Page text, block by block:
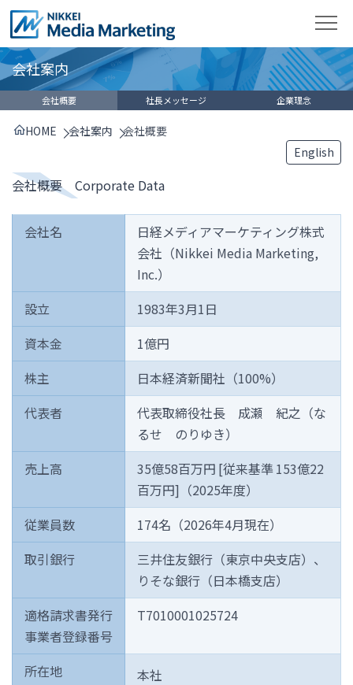
会社案内
会社概要 社長メッセージ 企業理念
HOME 会社案内
会社概要
English
会社概要 Corporate Data
会社名
日経メディアマーケティング株式
会社（Nikkei Media Marketing,
Inc.）
設立
1983年3月1日
資本金
1億円
株主
日本経済新聞社（100%）
代表者
代表取締役社長 成瀬 紀之（な
るせ のりゆき）
売上高
35億58百万円 [従来基準 153億22
百万円]（2025年度）
従業員数
174名（2026年4月現在）
取引銀行
三井住友銀行（東京中央支店）、
りそな銀行（日本橋支店）
適格請求書発行
事業者登録番号
T7010001025724
所在地
本社